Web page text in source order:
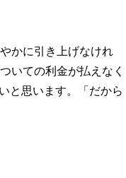
かに引き上げなけれ
いての利金が払えなく
と思います。「だから